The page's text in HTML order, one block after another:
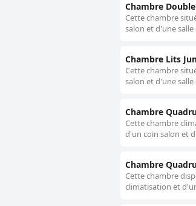
Chambre
Cette chambre
salon et d'une
Chambre Lits
Cette chambre
salon et d'une
Chambre
Cette chambre
d'un coin salon et
Chambre
Cette chambre
climatisation et